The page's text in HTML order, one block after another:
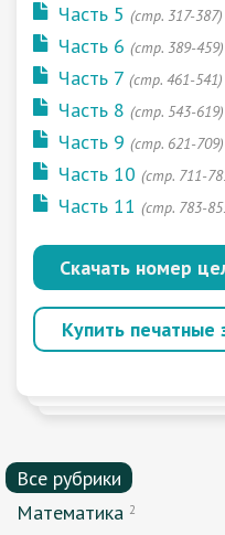
Часть 5 (стр. 317-387)
Часть 6 (стр. 389-459)
Часть 7 (стр. 461-541)
Часть 8 (стр. 543-619)
Часть 9 (стр. 621-709)
Часть 10 (стр. 711-
Часть 11 (стр. 783-
Скачать номер
Купить печатные
Все рубрики
Математика 2